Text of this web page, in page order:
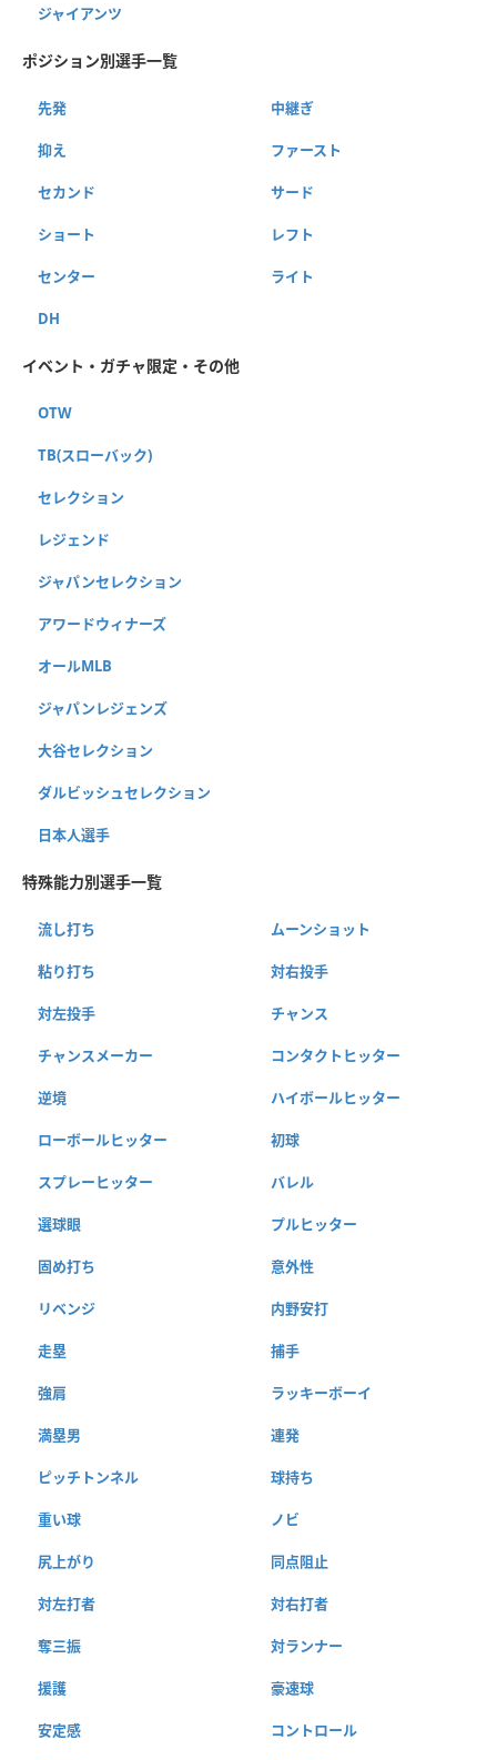
ジャイアンツ
ポジション別選手一覧
先発 中継ぎ
抑え ファースト
セカンド サード
ショート レフト
センター ライト
DH
イベント・ガチャ限定・その他
OTW
TB(スローバック)
セレクション
レジェンド
ジャパンセレクション
アワードウィナーズ
オールMLB
ジャパンレジェンズ
大谷セレクション
ダルビッシュセレクション
日本人選手
特殊能力別選手一覧
流し打ち ムーンショット
粘り打ち 対右投手
対左投手 チャンス
チャンスメーカー コンタクトヒッター
逆境 ハイボールヒッター
ローボールヒッター 初球
スプレーヒッター バレル
選球眼 プルヒッター
固め打ち 意外性
リベンジ 内野安打
走塁 捕手
強肩 ラッキーボーイ
満塁男 連発
ピッチトンネル 球持ち
重い球 ノビ
尻上がり 同点阻止
対左打者 対右打者
奪三振 対ランナー
援護 豪速球
安定感 コントロール